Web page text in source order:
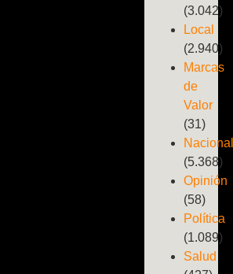
(3.042)
Local
(2.940)
Marcas
de
Valor
(31)
Nacional
(5.368)
Opinión
(58)
Política
(1.089)
Salud